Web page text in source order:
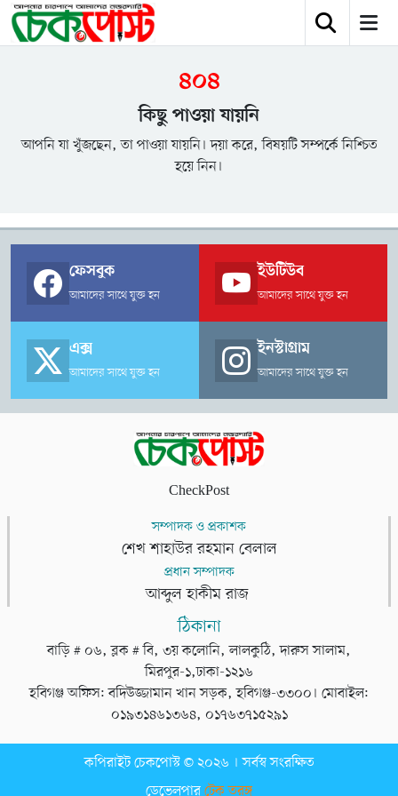
৪০৪
কিছু পাওয়া যায়নি
আপনি যা খুঁজছেন, তা পাওয়া যায়নি। দয়া করে, বিষয়টি সম্পর্কে নিশ্চিত
হয়ে নিন।
ফেসবুক
আমাদের সাথে যুক্ত হন
ইউটিউব
আমাদের সাথে যুক্ত হন
এক্স
আমাদের সাথে যুক্ত হন
ইনস্টাগ্রাম
আমাদের সাথে যুক্ত হন
CheckPost
সম্পাদক ও প্রকাশক
শেখ শাহাউর রহমান বেলাল
প্রধান সম্পাদক
আব্দুল হাকীম রাজ
ঠিকানা
বাড়ি # ০৬, ব্লক # বি, ৩য় কলোনি, লালকুঠি, দারুস সালাম,
মিরপুর-১,ঢাকা-১২১৬
হবিগঞ্জ অফিস: বদিউজ্জামান খান সড়ক, হবিগঞ্জ-৩৩০০। মোবাইল:
০১৯৩১৪৬১৩৬৪, ০১৭৬৩৭১৫২৯১
কপিরাইট চেকপোস্ট © ২০২৬ । সর্বস্ব সংরক্ষিত
ডেভেলপারটেক তরঙ্গ